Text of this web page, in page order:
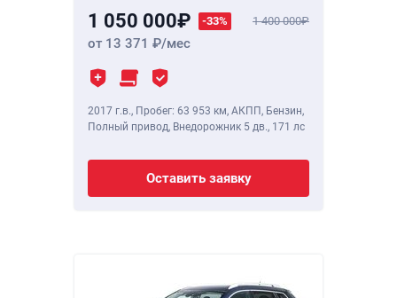
1 050 000 -33% 1 400 000
от 13 371 /мес
2017 г.в., Пробег: 63 953 км, АКПП, Бензин,
Полный привод, Внедорожник 5 дв., 171 лс
Оставить заявку